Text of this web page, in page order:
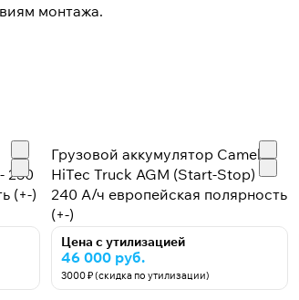
монтажа.
230
(+-)
Грузовой аккумулятор Camel
HiTec Truck AGM (Start-Stop) -
240 А/ч европейская полярность
(+-)
Цена с утилизацией
46 000 руб.
3000 ₽ (скидка по утилизации)